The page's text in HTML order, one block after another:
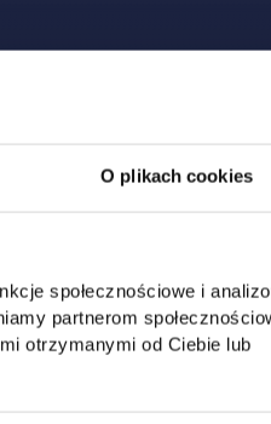
O plikach cookies
społecznościowe i
partnerom
otrzymanymi od Ciebie lub